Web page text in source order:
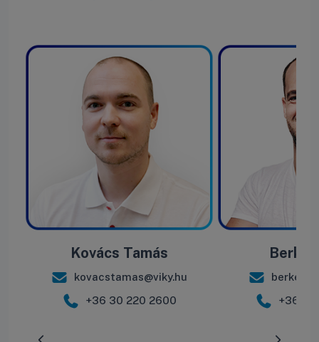
Kovács Tamás
kovacstamas@viky.hu
+36 30 220 2600
Berke
+36 30